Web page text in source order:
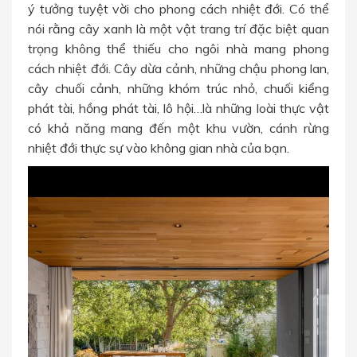
ý tưởng tuyệt vời cho phong cách nhiệt đới. Có thể
nói rằng cây xanh là một vật trang trí đặc biệt quan
trọng không thể thiếu cho ngôi nhà mang phong
cách nhiệt đới. Cây dừa cảnh, những chậu phong lan,
cây chuối cảnh, những khóm trúc nhỏ, chuối kiểng
phát tài, hồng phát tài, lô hội…là những loài thực vật
có khả năng mang đến một khu vườn, cánh rừng
nhiệt đới thực sự vào không gian nhà của bạn.